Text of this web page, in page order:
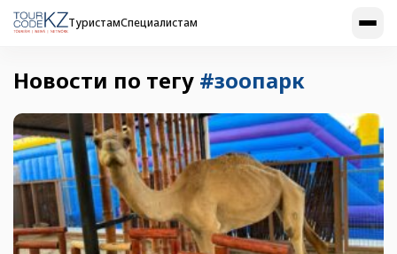
ТуристамСпециалистам
Новости по тегу #зоопарк